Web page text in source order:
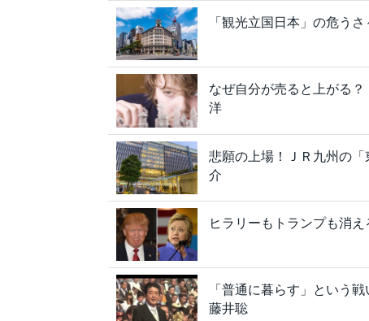
「観光立国日本」の危う
なぜ自分が売ると上がる
洋
悲願の上場！ＪＲ九州の
介
ヒラリーもトランプも消
「普通に暮らす」という
藤井聡